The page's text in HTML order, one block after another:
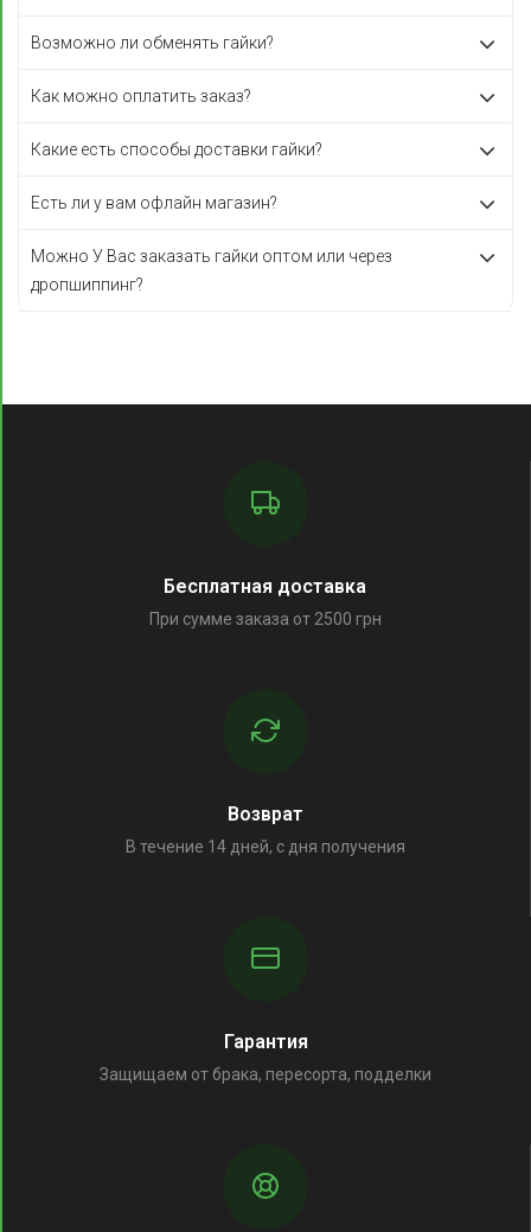
Возможно ли обменять гайки?
Как можно оплатить заказ?
Какие есть способы доставки гайки?
Есть ли у вам офлайн магазин?
Можно У Вас заказать гайки оптом или через
дропшиппинг?
Бесплатная доставка
При сумме заказа от 2500 грн
Возврат
В течение 14 дней, с дня получения
Гарантия
Защищаем от брака, пересорта, подделки